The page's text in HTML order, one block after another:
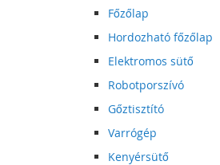
Főzőlap
Hordozható főzőlap
Elektromos sütő
Robotporszívó
Gőztisztító
Varrógép
Kenyérsütő